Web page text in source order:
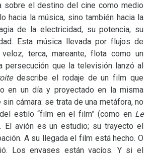
sobre el destino del cine como medio
hacia la música, sino también hacia la
de la electricidad, su potencia, su
Esta música llevada por flujos de
terca, mareante, flota como un
persecución que la televisión lanzó al
describe el rodaje de un film que
en un día y proyectado en la misma
sin cámara: se trata de una metáfora, no
estilo “film en el film” (como en Le
El avión es un estudio; su trayecto el
A su llegada el film está hecho. O
Los envases están vacíos. Y si el